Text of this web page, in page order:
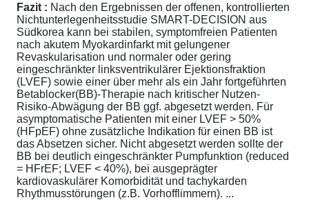
Fazit : Nach den Ergebnissen der offenen, kontrollierten
Nichtunterlegenheitsstudie SMART-DECISION aus
Südkorea kann bei stabilen, symptomfreien Patienten
nach akutem Myokardinfarkt mit gelungener
Revaskularisation und normaler oder gering
eingeschränkter linksventrikulärer Ejektionsfraktion
(LVEF) sowie einer über mehr als ein Jahr fortgeführten
Betablocker(BB)-Therapie nach kritischer Nutzen-
Risiko-Abwägung der BB ggf. abgesetzt werden. Für
asymptomatische Patienten mit einer LVEF > 50%
(HFpEF) ohne zusätzliche Indikation für einen BB ist
das Absetzen sicher. Nicht abgesetzt werden sollte der
BB bei deutlich eingeschränkter Pumpfunktion (reduced
= HFrEF; LVEF < 40%), bei ausgeprägter
kardiovaskulärer Komorbidität und tachykarden
Rhythmusstörungen (z.B. Vorhofflimmern). ...